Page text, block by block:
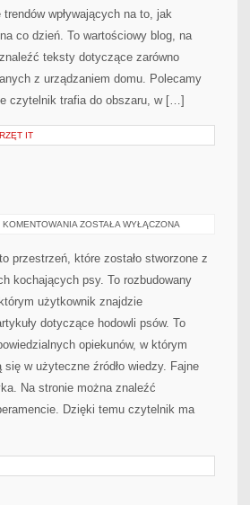
wpływających na to, jak
co dzień. To wartościowy blog, na
teksty dotyczące zarówno
z urządzaniem domu. Polecamy
czytelnik trafia do obszaru, w […]
IT
PSIA
AKCESORIA
ZOSTAŁA WYŁĄCZONA
przestrzeń, które zostało stworzone z
kochających psy. To rozbudowany
użytkownik znajdzie
dotyczące hodowli psów. To
opiekunów, w którym
się w użyteczne źródło wiedzy. Fajne
Na stronie można znaleźć
Dzięki temu czytelnik ma